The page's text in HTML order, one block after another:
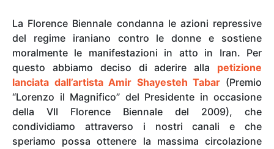
La Florence Biennale condanna le azioni repressive
del regime iraniano contro le donne e sostiene
moralmente le manifestazioni in atto in Iran. Per
questo abbiamo deciso di aderire alla petizione
lanciata dall’artista Amir Shayesteh Tabar (Premio
“Lorenzo il Magnifico” del Presidente in occasione
della VII Florence Biennale del 2009), che
condividiamo attraverso i nostri canali e che
speriamo possa ottenere la massima circolazione